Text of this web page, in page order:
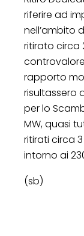
riferire ad
nell’ambito
ritirato circa
controvalore
rapporto
risultassero
per lo
MW, quasi
ritirati circa
intorno ai
(sb)